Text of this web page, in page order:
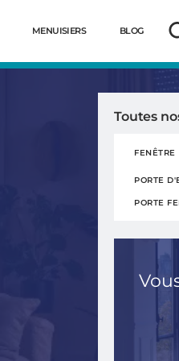
Démarrer
MENUISIERS BLOG
Toutes
FENÊTRE
PORTE
PORTE